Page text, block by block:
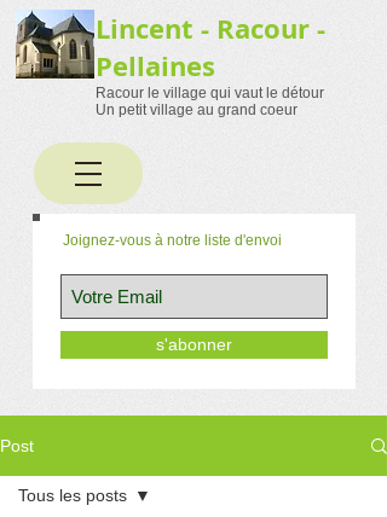
Lincent - Racour -
Pellaines
Racour le village qui vaut le détour
Un petit village au grand coeur
Joignez-vous à notre liste d'envoi
s'abonner
Post
Tous les posts